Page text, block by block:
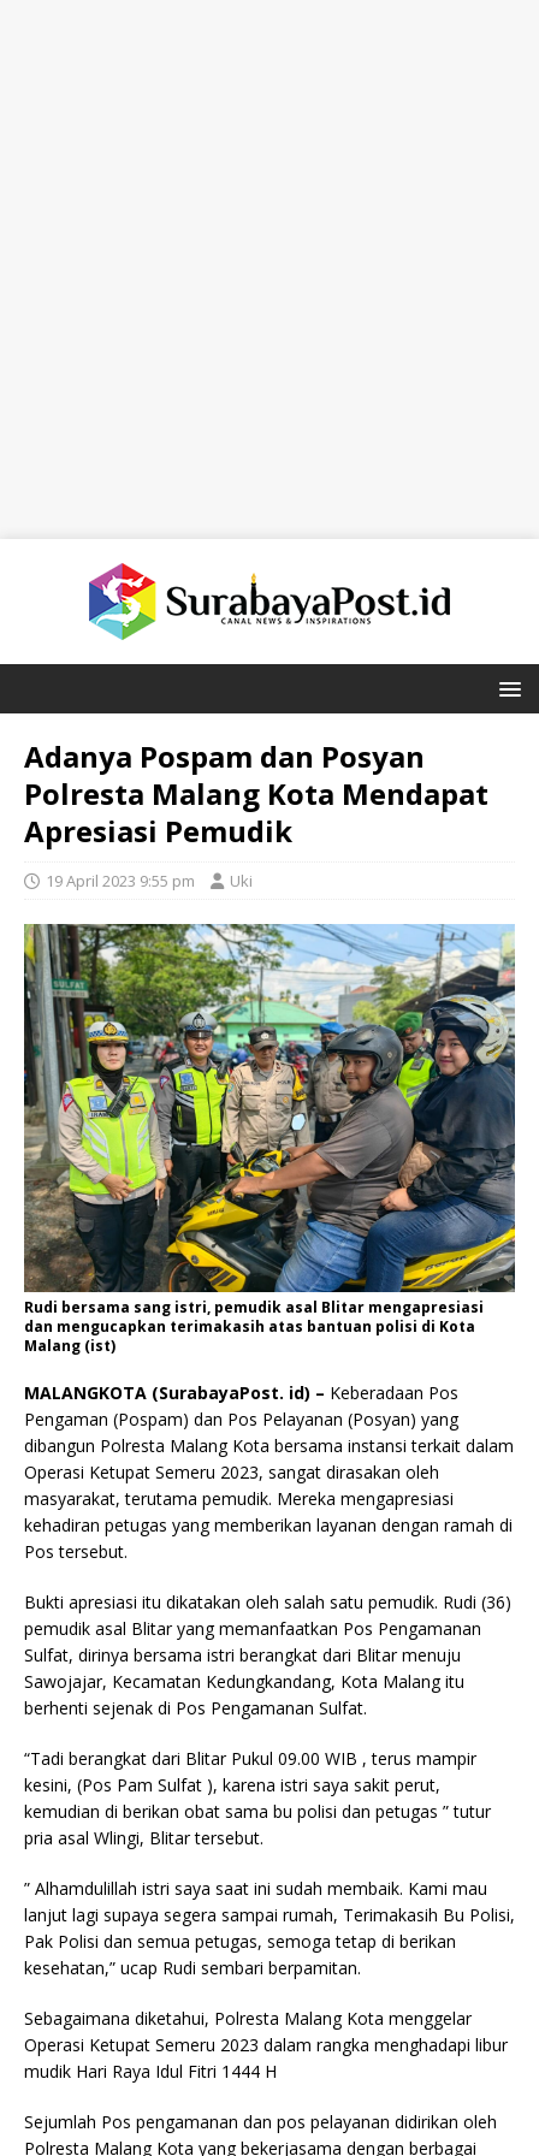
Adanya Pospam dan Posyan
Polresta Malang Kota Mendapat
Apresiasi Pemudik
19 April 2023 9:55 pm Uki
Rudi bersama sang istri, pemudik asal Blitar mengapresiasi
dan mengucapkan terimakasih atas bantuan polisi di Kota
Malang (ist)
MALANGKOTA (SurabayaPost. id) – Keberadaan Pos
Pengaman (Pospam) dan Pos Pelayanan (Posyan) yang
dibangun Polresta Malang Kota bersama instansi terkait dalam
Operasi Ketupat Semeru 2023, sangat dirasakan oleh
masyarakat, terutama pemudik. Mereka mengapresiasi
kehadiran petugas yang memberikan layanan dengan ramah di
Pos tersebut.
Bukti apresiasi itu dikatakan oleh salah satu pemudik. Rudi (36)
pemudik asal Blitar yang memanfaatkan Pos Pengamanan
Sulfat, dirinya bersama istri berangkat dari Blitar menuju
Sawojajar, Kecamatan Kedungkandang, Kota Malang itu
berhenti sejenak di Pos Pengamanan Sulfat.
“Tadi berangkat dari Blitar Pukul 09.00 WIB , terus mampir
kesini, (Pos Pam Sulfat ), karena istri saya sakit perut,
kemudian di berikan obat sama bu polisi dan petugas ” tutur
pria asal Wlingi, Blitar tersebut.
” Alhamdulillah istri saya saat ini sudah membaik. Kami mau
lanjut lagi supaya segera sampai rumah, Terimakasih Bu Polisi,
Pak Polisi dan semua petugas, semoga tetap di berikan
kesehatan,” ucap Rudi sembari berpamitan.
Sebagaimana diketahui, Polresta Malang Kota menggelar
Operasi Ketupat Semeru 2023 dalam rangka menghadapi libur
mudik Hari Raya Idul Fitri 1444 H
Sejumlah Pos pengamanan dan pos pelayanan didirikan oleh
Polresta Malang Kota yang bekerjasama dengan berbagai